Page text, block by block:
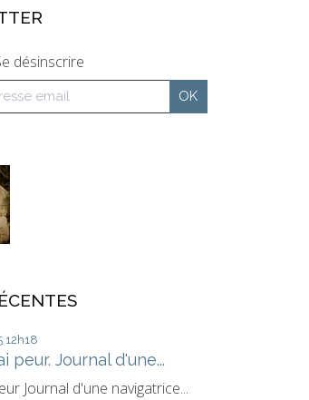
désinscrire
12h18
peur. Journal d'une...
Journal d'une navigatrice...